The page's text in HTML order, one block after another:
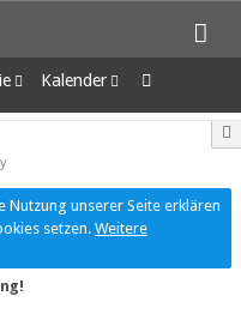
Kalender
Wochenansicht
Nutzung unserer Seite erklären
setzen. Weitere